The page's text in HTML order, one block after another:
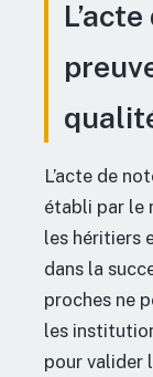
L’acte de
établi par le
les héritiers
dans la
proches ne
les
pour valider